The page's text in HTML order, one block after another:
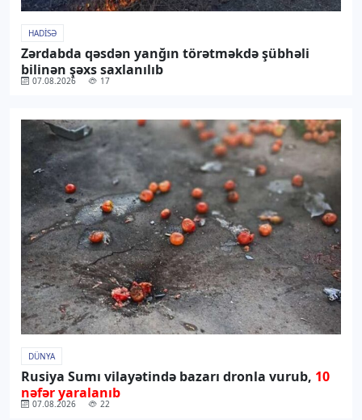
HADISƏ
Zərdabda qəsdən yanğın törətməkdə şübhəli
bilinən şəxs saxlanılıb
07.08.2026 17
DÜNYA
Rusiya Sumı vilayətində bazarı dronla vurub, 10
nəfər yaralanıb
07.08.2026 22